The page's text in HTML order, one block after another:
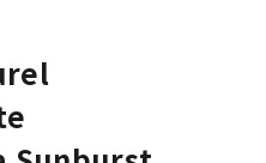
雑貨